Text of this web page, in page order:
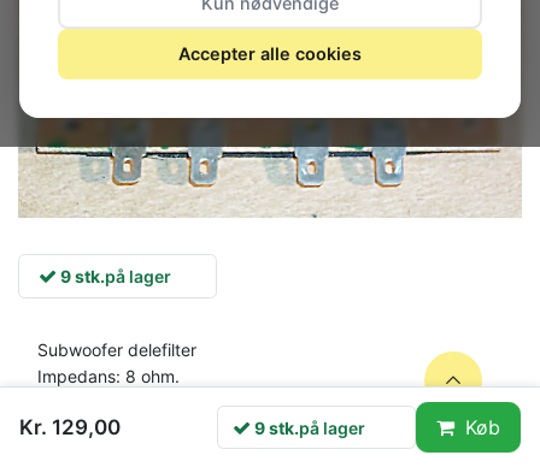
9 stk.på lager
Subwoofer delefilter
Impedans: 8 ohm.
Effekt: 100W vedvarende, 200W musik
Delefrekvens: 120 Hz, 12dB/oktav
printmål: 89x70x41mm. * Til montering i basboks *
Kr. 129,00 9 stk.på lager Køb
Accepter alle cookies